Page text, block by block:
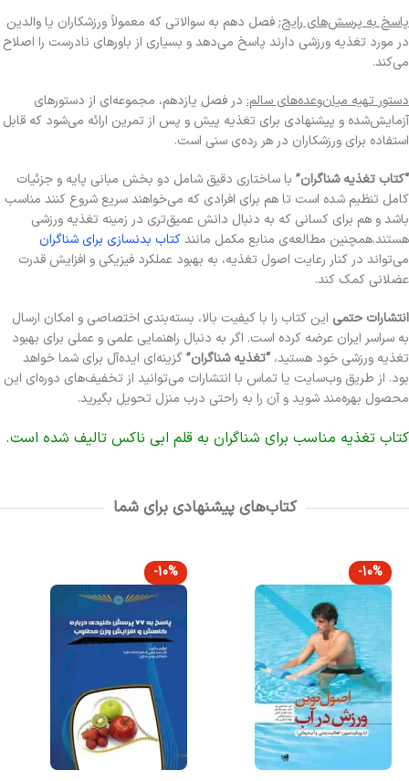
پاسخ به پرسش‌های رایج:فصل دهم به سوالاتی که معمولاً ورزشکاران یا والدین
در مورد تغذیه ورزشی دارند پاسخ می‌دهد و بسیاری از باورهای نادرست را اصلاح
می‌کند.
دستور تهیه میان‌وعده‌های سالم: در فصل یازدهم، مجموعه‌ای از دستورهای
آزمایش‌شده و پیشنهادی برای تغذیه پیش و پس از تمرین ارائه می‌شود که قابل
استفاده برای ورزشکاران در هر رده‌ی سنی است.
“کتاب تغذیه شناگران” با ساختاری دقیق شامل دو بخش مبانی پایه و جزئیات
کامل تنظیم شده است تا هم برای افرادی که می‌خواهند سریع شروع کنند مناسب
باشد و هم برای کسانی که به دنبال دانش عمیق‌تری در زمینه تغذیه ورزشی
هستند.همچنین مطالعه‌ی منابع مکمل مانندکتاب بدنسازی برای شناگران
می‌تواند در کنار رعایت اصول تغذیه، به بهبود عملکرد فیزیکی و افزایش قدرت
عضلانی کمک کند.
انتشارات حتمی این کتاب را با کیفیت بالا، بسته‌بندی اختصاصی و امکان ارسال
به سراسر ایران عرضه کرده است. اگر به دنبال راهنمایی علمی و عملی برای بهبود
تغذیه ورزشی خود هستید، “تغذیه شناگران”گزینه‌ای ایده‌آل برای شما خواهد
بود. از طریق وب‌سایت یا تماس با انتشارات می‌توانید از تخفیف‌های دوره‌ای این
محصول بهره‌مند شوید و آن را به راحتی درب منزل تحویل بگیرید.
کتاب تغذیه مناسب برای شناگران به قلم ابی ناکس تالیف شده است.
کتاب‌های پیشنهادی برای شما
-10%
-10%